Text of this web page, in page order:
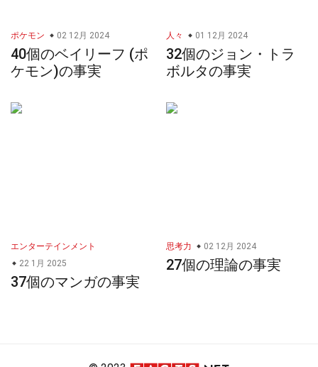
ポケモン 02 12月 2024
40個のベイリーフ (ポ
ケモン)の事実
人々 01 12月 2024
32個のジョン・トラ
ボルタの事実
エンターテインメント
22 1月 2025
37個のマンガの事実
思考力 02 12月 2024
27個の理論の事実